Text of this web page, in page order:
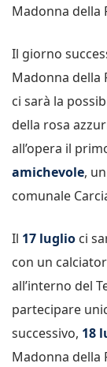
Madonna della
Il giorno
Madonna della
ci sarà la
della rosa
all’opera il
amichevole,
comunale
Il 17 luglio ci
con un
all’interno del
partecipare
successivo, 18
Madonna della